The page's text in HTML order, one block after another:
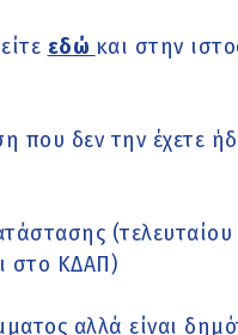
εδώ και στην
που δεν την έχετε
στο ΚΔΑΠ)
αλλά είναι